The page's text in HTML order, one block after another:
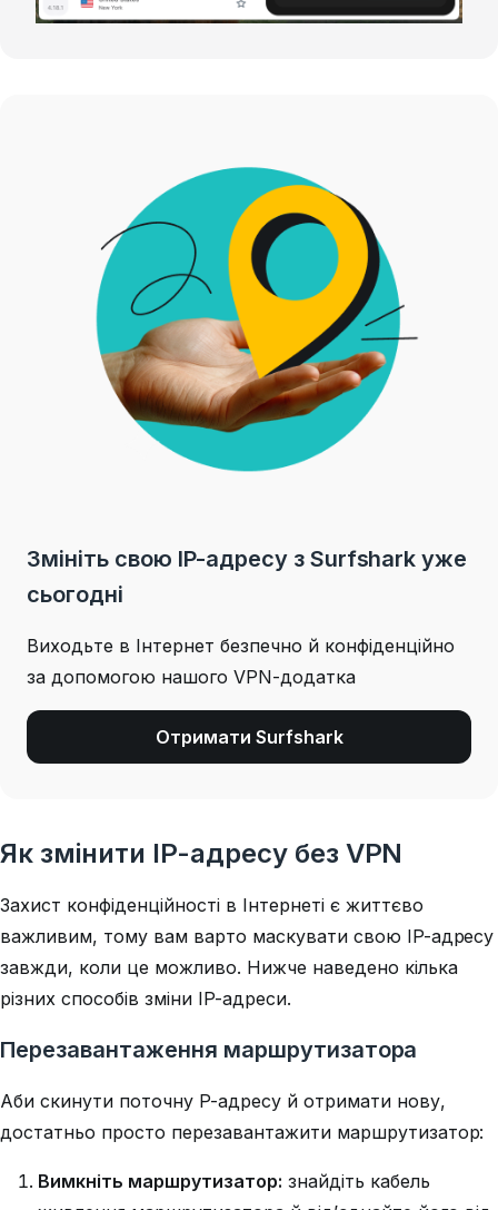
Змініть свою IP-адресу з Surfshark уже
сьогодні
Виходьте в Інтернет безпечно й конфіденційно
за допомогою нашого VPN-додатка
Отримати Surfshark
Як змінити IP-адресу без VPN
Захист конфіденційності в Інтернеті є життєво
важливим, тому вам варто маскувати свою IP-адресу
завжди, коли це можливо. Нижче наведено кілька
різних способів зміни IP-адреси.
Перезавантаження маршрутизатора
Аби скинути поточну P-адресу й отримати нову,
достатньо просто перезавантажити маршрутизатор:
Вимкніть маршрутизатор: знайдіть кабель